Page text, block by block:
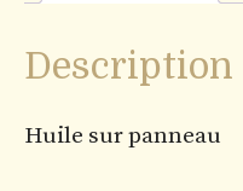
Description
Huile sur panneau